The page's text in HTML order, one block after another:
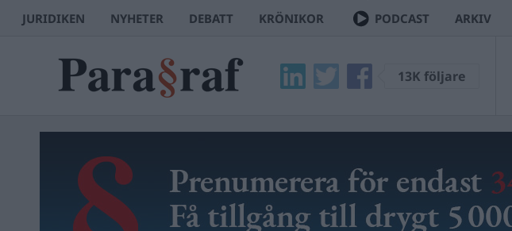
JURIDIKEN NYHETER DEBATT KRÖNIKOR PODCAST ARKIV
13K följare